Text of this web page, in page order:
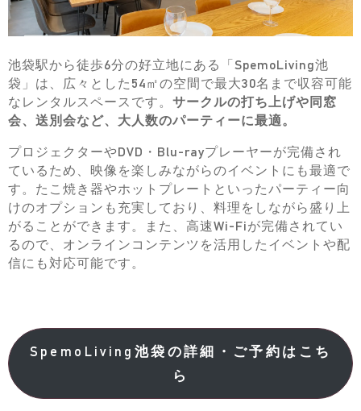
池袋駅から徒歩6分の好立地にある「SpemoLiving池
袋」は、広々とした54㎡の空間で最大30名まで収容可能
なレンタルスペースです。 サークルの打ち上げや同窓
会、送別会など、大人数のパーティーに最適。
プロジェクターやDVD・Blu-rayプレーヤーが完備され
ているため、映像を楽しみながらのイベントにも最適で
す。たこ焼き器やホットプレートといったパーティー向
けのオプションも充実しており、料理をしながら盛り上
がることができます。また、高速Wi-Fiが完備されてい
るので、オンラインコンテンツを活用したイベントや配
信にも対応可能です。
SpemoLiving池袋の詳細・ご予約はこち
ら